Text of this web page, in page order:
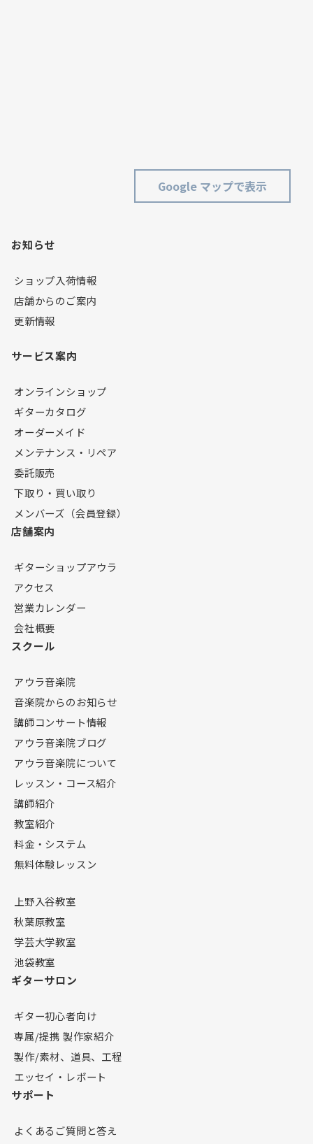
Google マップで表示
お知らせ
ショップ入荷情報
店舗からのご案内
更新情報
サービス案内
オンラインショップ
ギターカタログ
オーダーメイド
メンテナンス・リペア
委託販売
下取り・買い取り
メンバーズ（会員登録）
店舗案内
ギターショップアウラ
アクセス
営業カレンダー
会社概要
スクール
アウラ音楽院
音楽院からのお知らせ
講師コンサート情報
アウラ音楽院ブログ
アウラ音楽院について
レッスン・コース紹介
講師紹介
教室紹介
料金・システム
無料体験レッスン
上野入谷教室
秋葉原教室
学芸大学教室
池袋教室
ギターサロン
ギター初心者向け
専属/提携 製作家紹介
製作/素材、道具、工程
エッセイ・レポート
サポート
よくあるご質問と答え